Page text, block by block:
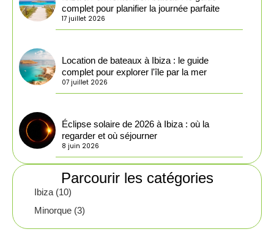
complet pour planifier la journée parfaite
17 juillet 2026
Location de bateaux à Ibiza : le guide
complet pour explorer l'île par la mer
07 juillet 2026
Éclipse solaire de 2026 à Ibiza : où la
regarder et où séjourner
8 juin 2026
Parcourir les catégories
Ibiza (10)
Minorque (3)